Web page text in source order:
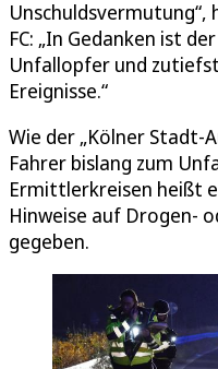
Unschuldsvermutung“,
FC: „In Gedanken ist
Unfallopfer und
Ereignisse.“
Wie der „Kölner Stadt-
Fahrer bislang zum
Ermittlerkreisen heißt
Hinweise auf Drogen-
gegeben.